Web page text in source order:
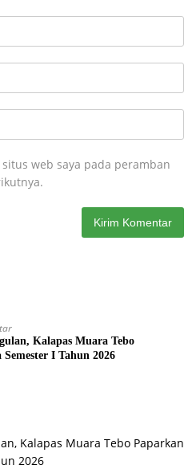
web saya pada peramban
Kalapas Muara Tebo
I Tahun 2026